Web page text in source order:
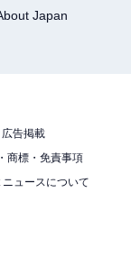
Japan
広告掲載
商標・免責事項
ュースについて